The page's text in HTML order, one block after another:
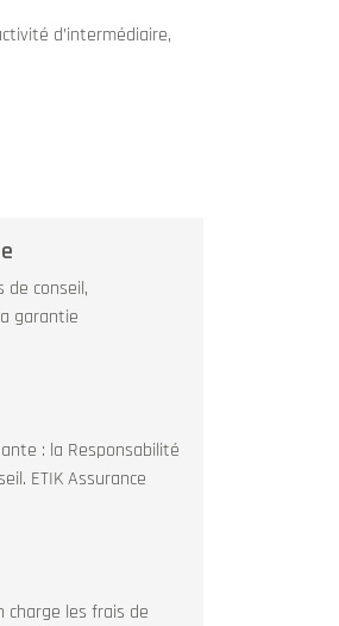
d’intermédiaire,
conseil,
garantie
: la Responsabilité
ETIK Assurance
charge les frais de